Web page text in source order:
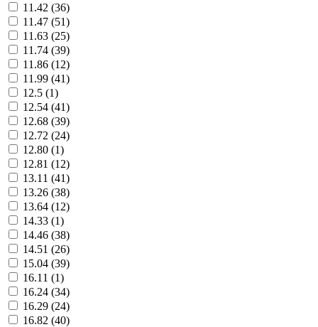
11.42 (36)
11.47 (51)
11.63 (25)
11.74 (39)
11.86 (12)
11.99 (41)
12.5 (1)
12.54 (41)
12.68 (39)
12.72 (24)
12.80 (1)
12.81 (12)
13.11 (41)
13.26 (38)
13.64 (12)
14.33 (1)
14.46 (38)
14.51 (26)
15.04 (39)
16.11 (1)
16.24 (34)
16.29 (24)
16.82 (40)